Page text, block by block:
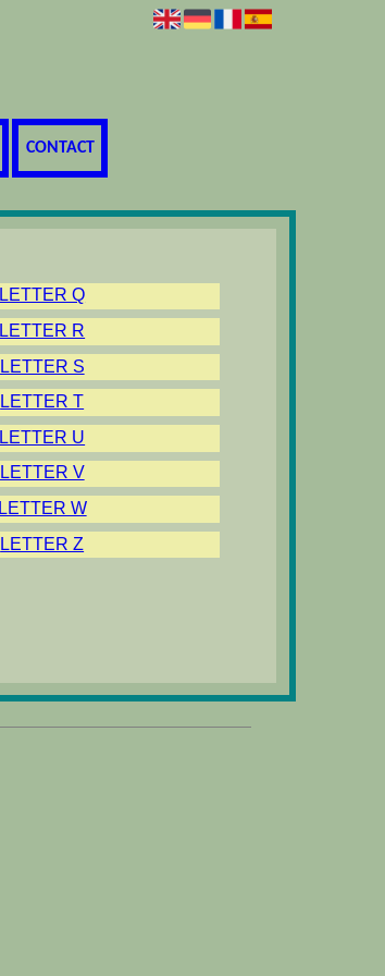
CONTACT
LETTER Q
LETTER R
LETTER S
LETTER T
LETTER U
LETTER V
LETTER W
LETTER Z